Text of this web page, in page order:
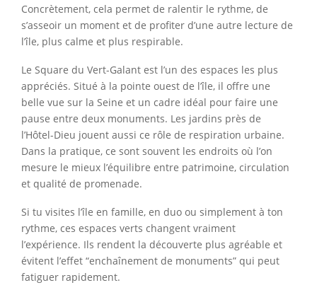
Concrètement, cela permet de ralentir le rythme, de
s’asseoir un moment et de profiter d’une autre lecture de
l’île, plus calme et plus respirable.
Le Square du Vert-Galant est l’un des espaces les plus
appréciés. Situé à la pointe ouest de l’île, il offre une
belle vue sur la Seine et un cadre idéal pour faire une
pause entre deux monuments. Les jardins près de
l’Hôtel-Dieu jouent aussi ce rôle de respiration urbaine.
Dans la pratique, ce sont souvent les endroits où l’on
mesure le mieux l’équilibre entre patrimoine, circulation
et qualité de promenade.
Si tu visites l’île en famille, en duo ou simplement à ton
rythme, ces espaces verts changent vraiment
l’expérience. Ils rendent la découverte plus agréable et
évitent l’effet “enchaînement de monuments” qui peut
fatiguer rapidement.